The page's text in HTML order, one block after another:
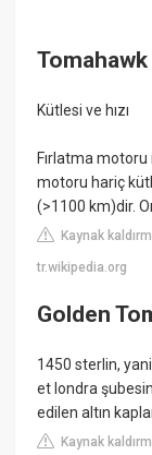
Kütlesi ve hızı
Fırlatma motoru
motoru hariç
(>1100 km)dir.
Kaynak
tr.wikipedia.org
Golden
1450 sterlin,
et londra
edilen altın
Kaynak